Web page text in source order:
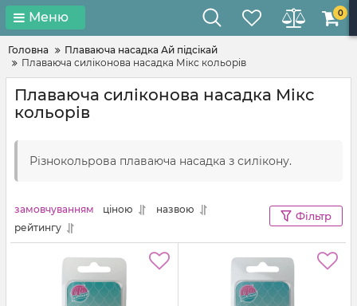
Меню 0
Головна
Плаваюча насадка Ай підсікай
Плаваюча силіконова насадка Мікс кольорів
Плаваюча силіконова насадка Мікс
кольорів
Різнокольрова плаваюча насадка з силікону.
замовчуванням ціною
назвою
рейтингу
Фільтр